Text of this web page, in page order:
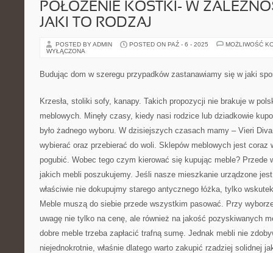
POŁOŻENIE KOSTKI- W
JAKI TO RODZAJ
POSTED BY ADMIN POSTED ON PAŹ - 6 - 2025
MOŻLIWOŚĆ
WYŁĄCZONA
Budując dom w szeregu przypadków zastanawiamy się w jaki
Krzesła, stoliki sofy, kanapy. Takich propozycji nie brakuje w
meblowych. Minęły czasy, kiedy nasi rodzice lub dziadkowie
było żadnego wyboru. W dzisiejszych czasach mamy – Vieri
wybierać oraz przebierać do woli. Sklepów meblowych jest coraz
pogubić. Wobec tego czym kierować się kupując meble?
jakich mebli poszukujemy. Jeśli nasze mieszkanie urządzone
właściwie nie dokupujmy starego antycznego łóżka, tylko
Meble muszą do siebie przede wszystkim pasować. Przy
uwagę nie tylko na cenę, ale również na jakość pozyskiwanych
dobre meble trzeba zapłacić trafną sumę. Jednak mebli nie
niejednokrotnie, właśnie dlatego warto zakupić rzadziej solidnej